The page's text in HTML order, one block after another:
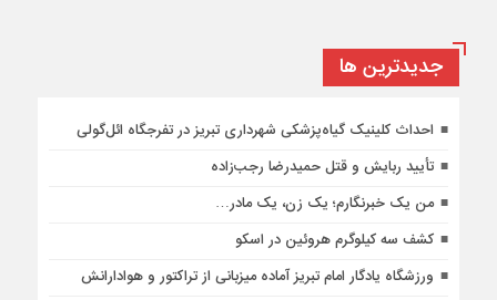
جديدترين ها
احداث کلینیک گیاه‌پزشکی شهرداری تبریز در تفرجگاه ائل‌گولی
تأیید ربایش و قتل حمیدرضا رجب‌زاده
من یک خبرنگارم؛ یک زن، یک مادر…
کشف سه کیلوگرم هروئین در اسکو
ورزشگاه یادگار امام تبریز آماده میزبانی از تراکتور و هوادارانش